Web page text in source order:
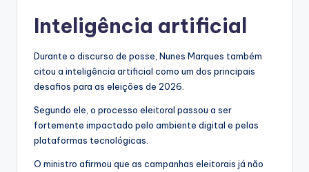
Inteligência artificial
Durante o discurso de posse, Nunes Marques também
citou a inteligência artificial como um dos principais
desafios para as eleições de 2026.
Segundo ele, o processo eleitoral passou a ser
fortemente impactado pelo ambiente digital e pelas
plataformas tecnológicas.
O ministro afirmou que as campanhas eleitorais já não